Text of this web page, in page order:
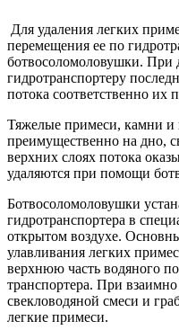
Для удаления легких
перемещения ее по
ботвосоломоловушки. При
гидротранспортеру
потока соответственно их
Тяжелые примеси, камни и
преимущественно на дно,
верхних слоях потока
удаляются при помощи
Ботвосоломоловушки
гидротранспортера в
открытом воздухе.
улавливания легких
верхнюю часть водяного
транспортера. При
свекловодяной смеси и
легкие примеси.